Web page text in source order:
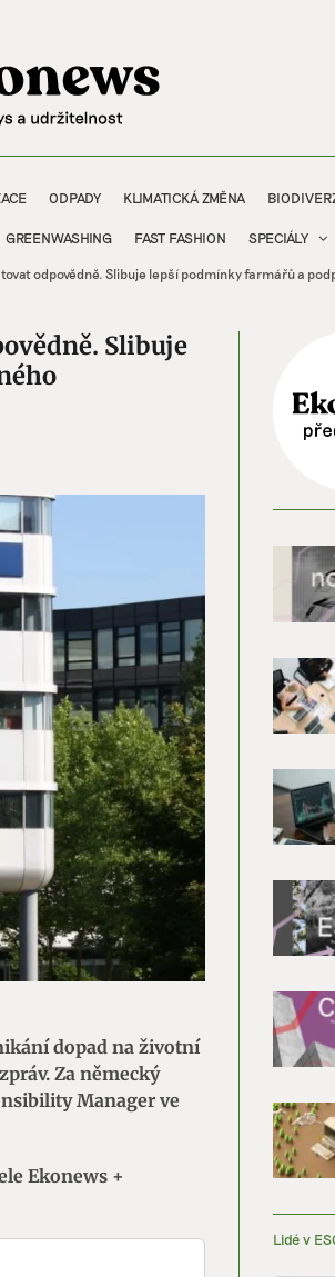
ODPADY KLIMATICKÁ ZMĚNA
GREENWASHING FAST FASHION SPECIÁLY
odpovědně. Slibuje lepší podmínky farmářů a
Slibuje
dopad na životní
Za německý
Manager ve
Ekonews +
Lidé v